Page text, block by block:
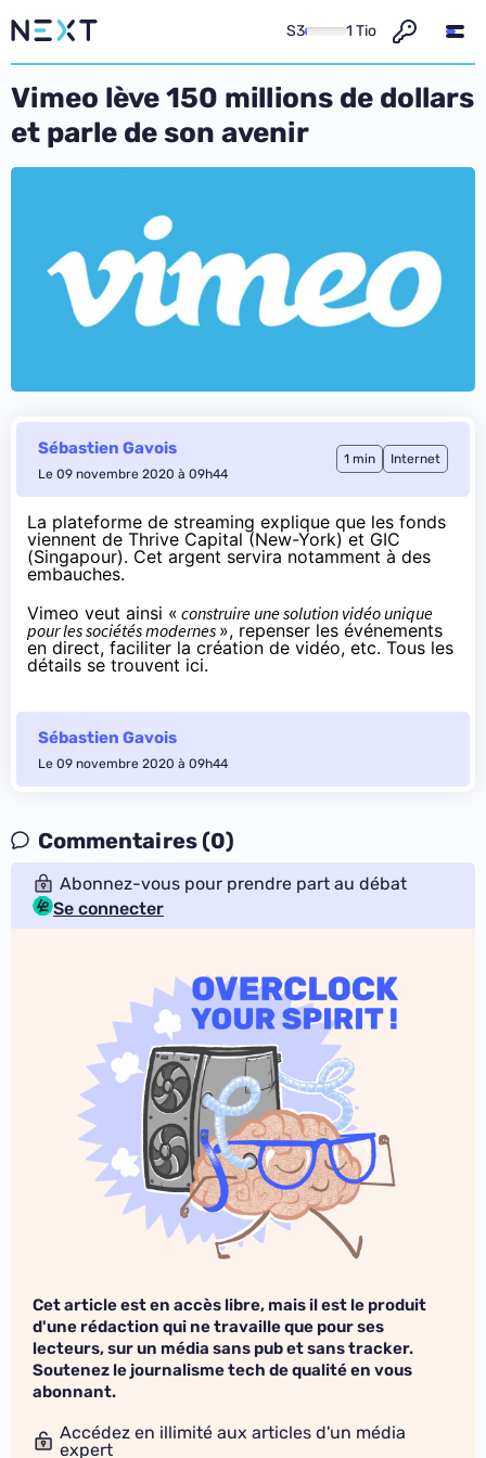
S3 1 Tio
Vimeo lève 150 millions de dollars
et parle de son avenir
Sébastien Gavois
Le 09 novembre 2020 à 09h44
1 min Internet
La plateforme de streaming explique que les fonds
viennent de Thrive Capital (New-York) et GIC
(Singapour). Cet argent servira notamment à des
embauches.
Vimeo veut ainsi « construire une solution vidéo unique
pour les sociétés modernes », repenser les événements
en direct, faciliter la création de vidéo, etc. Tous les
détails se trouvent ici.
Sébastien Gavois
Le 09 novembre 2020 à 09h44
Commentaires (0)
Abonnez-vous pour prendre part au débat
Se connecter
Cet article est en accès libre, mais il est le produit
d'une rédaction qui ne travaille que pour ses
lecteurs, sur un média sans pub et sans tracker.
Soutenez le journalisme tech de qualité en vous
abonnant.
Accédez en illimité aux articles d'un média
expert